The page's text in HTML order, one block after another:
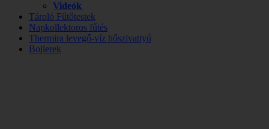
Videók
Tároló Fűtőtestek
Napkollektoros fűtés
Thermira levegő-víz hőszivattyú
Bojlerek